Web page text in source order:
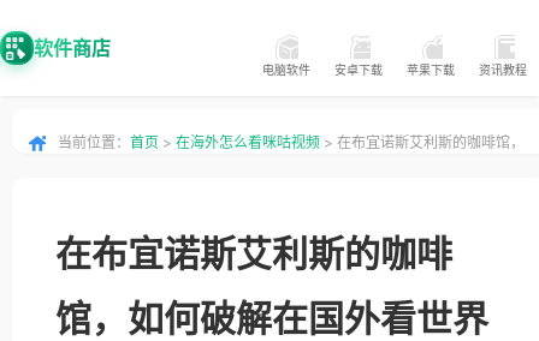
软件商店
电脑软件 安卓下载 苹果下载 资讯教程
当前位置： 首页 > 在海外怎么看咪咕视频 > 在布宜诺斯艾利斯的咖啡馆，
在布宜诺斯艾利斯的咖啡
馆，如何破解在国外看世界